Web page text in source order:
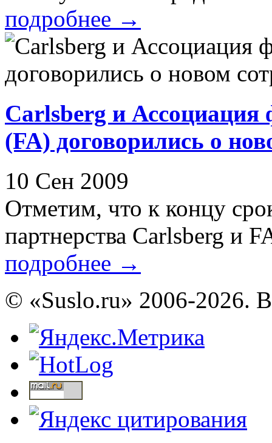
подробнее →
Carlsberg и Ассоциация
(FA) договорились о
10 Сен 2009
Отметим, что к концу
партнерства Carlsberg и
подробнее →
© «Suslo.ru» 2006-2026.